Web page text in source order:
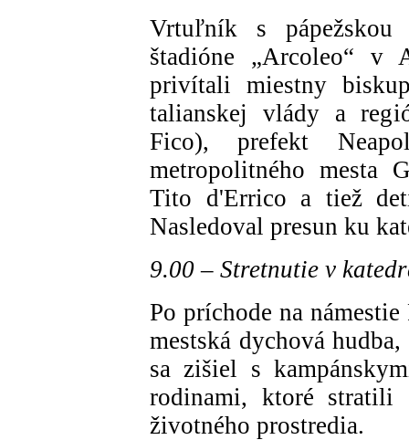
Vrtuľník s pápežskou
štadióne „Arcoleo“ v
privítali miestny
talianskej vlády a
Fico), prefekt
metropolitného mesta
Tito d'Errico a tiež
Nasledoval presun ku
9.00 – Stretnutie v
Po príchode na
mestská dychová
sa zišiel s
rodinami, ktoré stratili
životného prostredia.